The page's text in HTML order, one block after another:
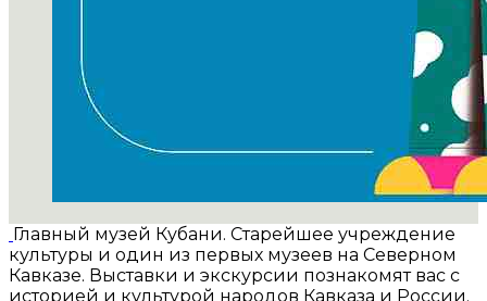
Главный музей Кубани. Старейшее учреждение
культуры и один из первых музеев на Северном
Кавказе. Выставки и экскурсии познакомят вас с
историей и культурой народов Кавказа и России.